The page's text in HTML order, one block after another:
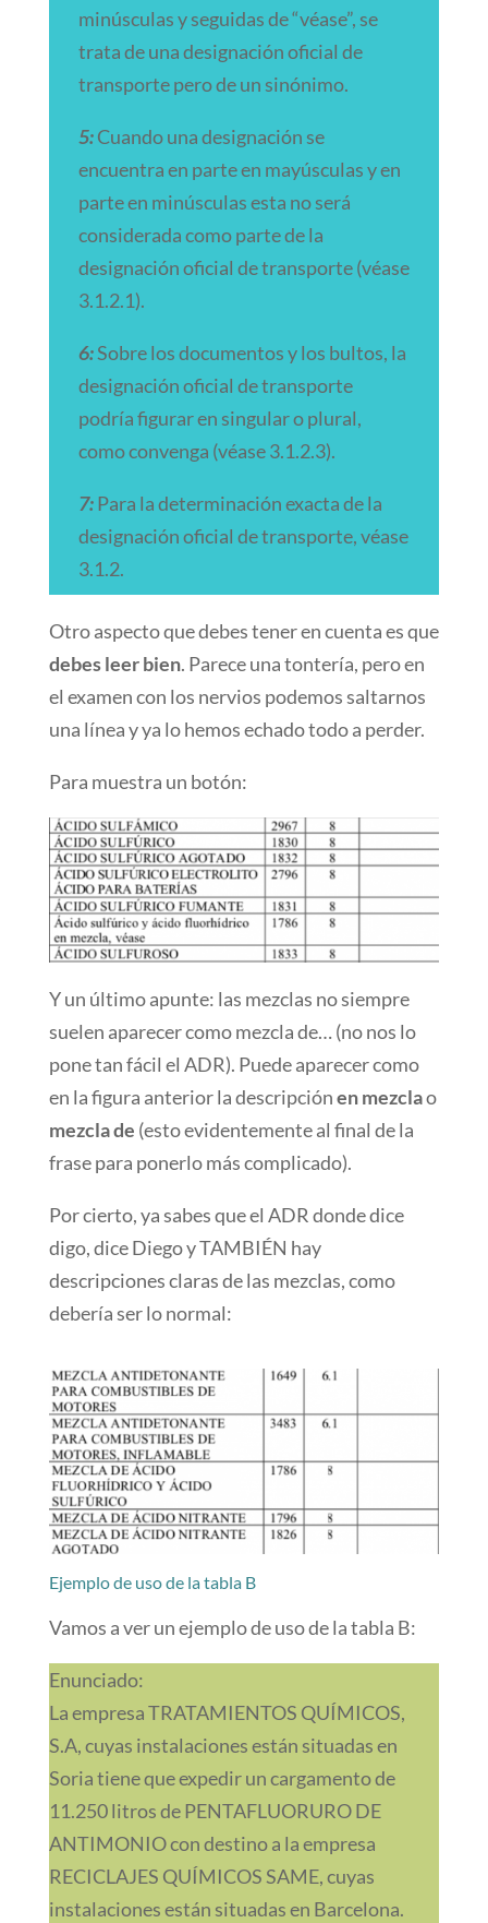
minúsculas y seguidas de “véase”, se
trata de una designación oficial de
transporte pero de un sinónimo.
5:Cuando una designación se
encuentra en parte en mayúsculas y en
parte en minúsculas esta no será
considerada como parte de la
designación oficial de transporte (véase
3.1.2.1).
6:Sobre los documentos y los bultos, la
designación oficial de transporte
podría figurar en singular o plural,
como convenga (véase 3.1.2.3).
7:Para la determinación exacta de la
designación oficial de transporte, véase
3.1.2.
Otro aspecto que debes tener en cuenta es que
debes leer bien. Parece una tontería, pero en
el examen con los nervios podemos saltarnos
una línea y ya lo hemos echado todo a perder.
Para muestra un botón:
Y un último apunte: las mezclas no siempre
suelen aparecer como mezcla de… (no nos lo
pone tan fácil el ADR). Puede aparecer como
en la figura anterior la descripciónen mezclao
mezcla de (esto evidentemente al final de la
frase para ponerlo más complicado).
Por cierto, ya sabes que el ADR donde dice
digo, dice Diego y TAMBIÉN hay
descripciones claras de las mezclas, como
debería ser lo normal:
Ejemplo de uso de la tabla B
Vamos a ver un ejemplo de uso de la tabla B:
Enunciado:
La empresa TRATAMIENTOS QUÍMICOS,
S.A, cuyas instalaciones están situadas en
Soria tiene que expedir un cargamento de
11.250 litros de PENTAFLUORURO DE
ANTIMONIO con destino a la empresa
RECICLAJES QUÍMICOS SAME, cuyas
instalaciones están situadas en Barcelona.